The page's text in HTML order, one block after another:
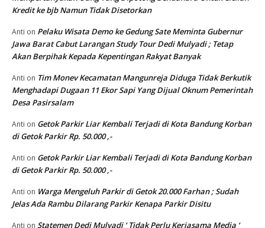
Kredit ke bjb Namun Tidak Disetorkan
Anti on Pelaku Wisata Demo ke Gedung Sate Meminta Gubernur
Jawa Barat Cabut Larangan Study Tour Dedi Mulyadi ; Tetap
Akan Berpihak Kepada Kepentingan Rakyat Banyak
Anti on Tim Monev Kecamatan Mangunreja Diduga Tidak Berkutik
Menghadapi Dugaan 11 Ekor Sapi Yang Dijual Oknum Pemerintah
Desa Pasirsalam
Anti on Getok Parkir Liar Kembali Terjadi di Kota Bandung Korban
di Getok Parkir Rp. 50.000 ,-
Anti on Getok Parkir Liar Kembali Terjadi di Kota Bandung Korban
di Getok Parkir Rp. 50.000 ,-
Anti on Warga Mengeluh Parkir di Getok 20.000 Farhan ; Sudah
Jelas Ada Rambu Dilarang Parkir Kenapa Parkir Disitu
Anti on Statemen Dedi Mulyadi ‘ Tidak Perlu Kerjasama Media ‘